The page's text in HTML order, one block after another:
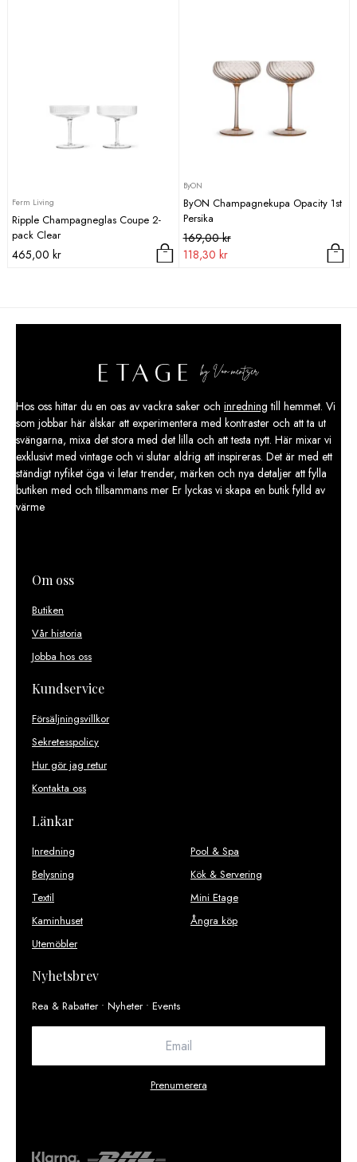
Ferm Living
Ripple Champagneglas Coupe 2-
pack Clear
465,00 kr
ByON
ByON Champagnekupa Opacity 1st
Persika
169,00kr
Det
ursprungliga
118,30 kr
Det
nuvarande
Hos oss hittar du en oas av vackra saker och inredning till hemmet. Vi
som jobbar här älskar att experimentera med kontraster och att ta ut
svängarna, mixa det stora med det lilla och att testa nytt. Här mixar vi
exklusivt med vintage och vi slutar aldrig att inspireras. Det är med ett
ständigt nyfiket öga vi letar trender, märken och nya detaljer att fylla
butiken med och tillsammans mer Er lyckas vi skapa en butik fylld av
värme
Om oss
Butiken
Vår historia
Jobba hos oss
Kundservice
Försäljningsvillkor
Sekretesspolicy
Hur gör jag retur
Kontakta oss
Länkar
Inredning
Belysning
Textil
Kaminhuset
Utemöbler
Pool & Spa
Kök & Servering
Mini Etage
Ångra köp
Nyhetsbrev
Rea & Rabatter • Nyheter • Events
Prenumerera